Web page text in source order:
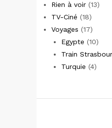
Rien à voir (13)
TV-Ciné (18)
Voyages (17)
Egypte (10)
Train
Turquie (4)